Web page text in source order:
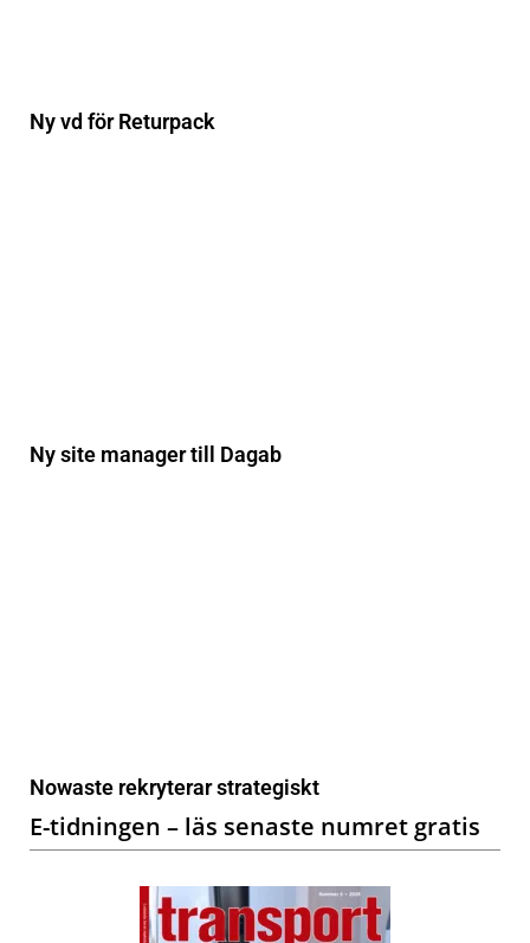
Ny vd för Returpack
Ny site manager till Dagab
Nowaste rekryterar strategiskt
E-tidningen – läs senaste numret gratis